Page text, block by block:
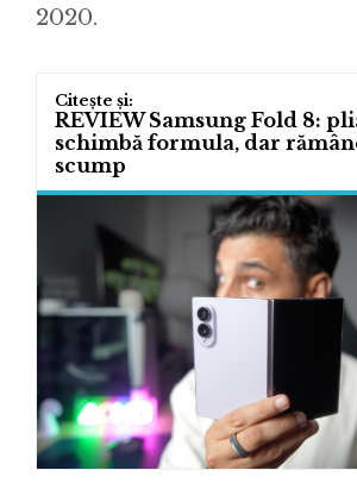
2020.
REVIEW Samsung Fold 8:
schimbă formula, dar
scump